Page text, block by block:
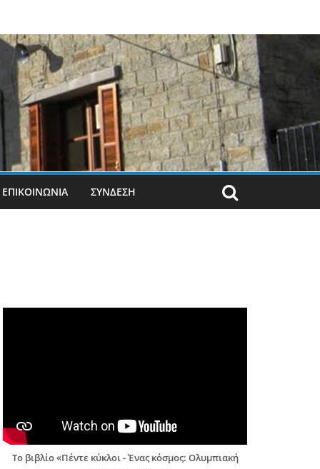
ΕΠΙΚΟΙΝΩΝΙΑ ΣΎΝΔΕΣΗ
Το βιβλίο «Πέντε κύκλοι - Ένας κόσμος: Ολυμπιακή